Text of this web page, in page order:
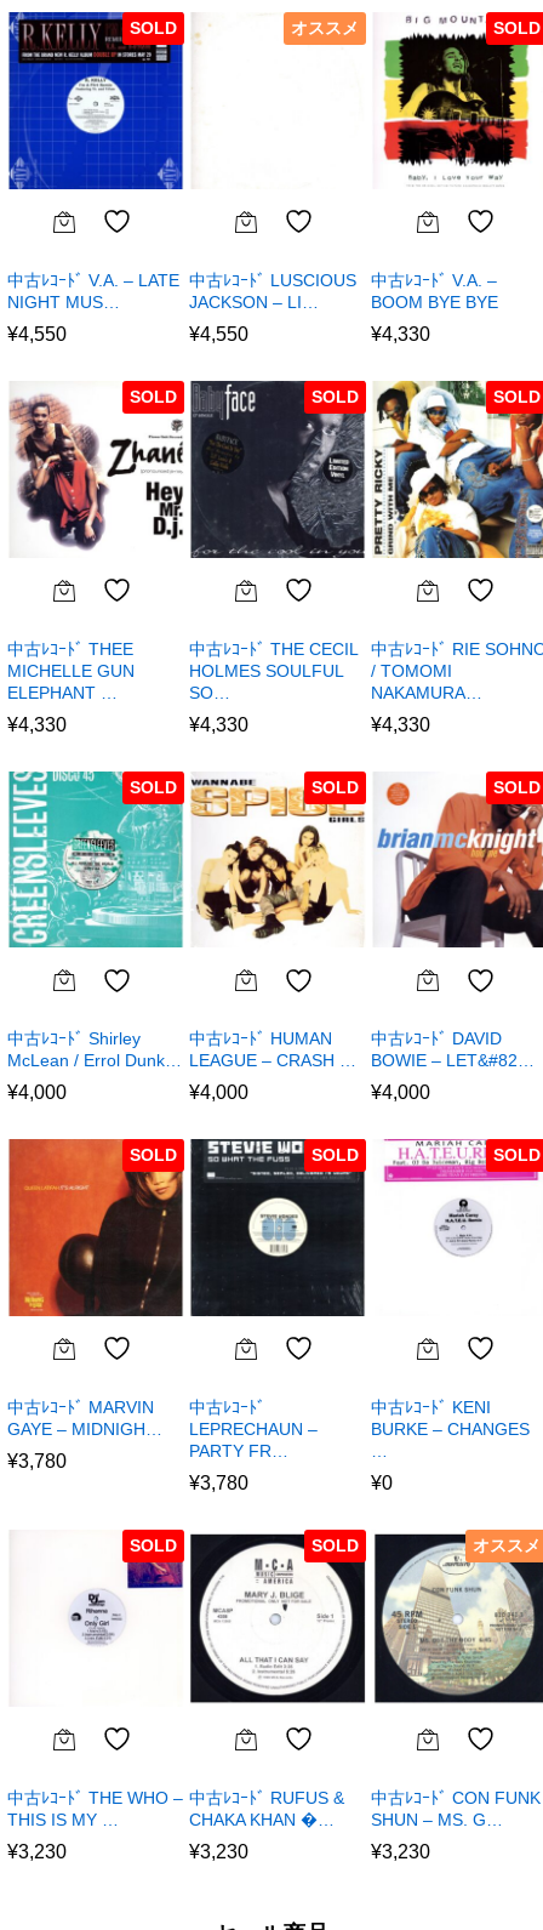
SOLD
中古ﾚｺｰﾄﾞ V.A. – LATE
NIGHT MUS…
¥4,550
オススメ
中古ﾚｺｰﾄﾞ LUSCIOUS
JACKSON – LI…
¥4,550
SOLD
中古ﾚｺｰﾄﾞ V.A. –
BOOM BYE BYE
¥4,330
SOLD
中古ﾚｺｰﾄﾞ THEE
MICHELLE GUN
ELEPHANT …
¥4,330
SOLD
中古ﾚｺｰﾄﾞ THE CECIL
HOLMES SOULFUL
SO…
¥4,330
SOLD
中古ﾚｺｰﾄﾞ RIE
/ TOMOMI
NAKAMURA…
¥4,330
SOLD
中古ﾚｺｰﾄﾞ Shirley
McLean / Errol Dunk…
¥4,000
SOLD
中古ﾚｺｰﾄﾞ HUMAN
LEAGUE – CRASH …
¥4,000
SOLD
中古ﾚｺｰﾄﾞ DAVID
BOWIE – LET&#82…
¥4,000
SOLD
中古ﾚｺｰﾄﾞ MARVIN
GAYE – MIDNIGH…
¥3,780
SOLD
中古ﾚｺｰﾄﾞ
LEPRECHAUN –
PARTY FR…
¥3,780
SOLD
中古ﾚｺｰﾄﾞ KENI
BURKE – CHANGES
¥0
SOLD
中古ﾚｺｰﾄﾞ THE WHO –
THIS IS MY …
¥3,230
SOLD
中古ﾚｺｰﾄﾞ RUFUS &
CHAKA KHAN �…
¥3,230
オススメ
中古ﾚｺｰﾄﾞ CON FUNK
SHUN – MS. G…
¥3,230